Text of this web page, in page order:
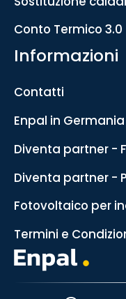
Conto Termico 3.0
Informazioni
Contatti
Enpal in Germania
Diventa partner -
Diventa partner -
Fotovoltaico per
Termini e